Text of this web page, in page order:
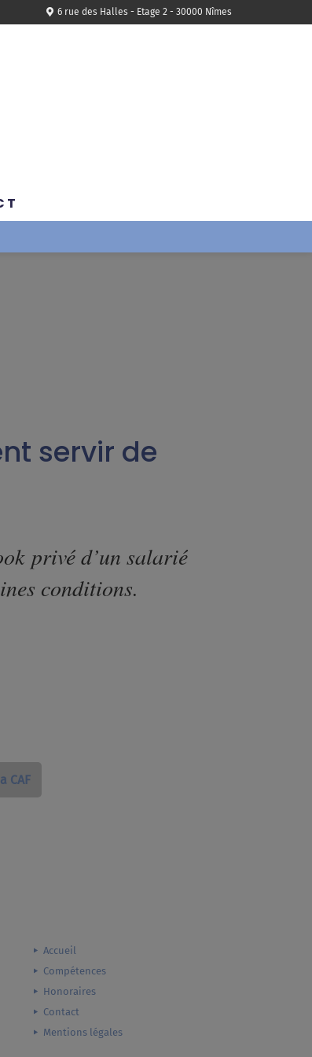
6 rue des Halles - Etage 2 - 30000 Nîmes
servir de
privé d’un salarié
conditions.
CAF
Accueil
Compétences
Honoraires
Contact
Mentions légales